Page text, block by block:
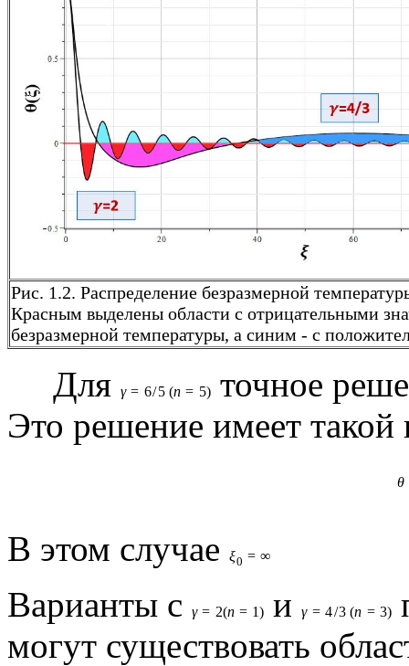
Рис. 1.2. Распределение безразмерной
Красным выделены области с отрицательными
безразмерной температуры, а синим - с
Для γ = 6/5 (n = 5)точное
Это решение имеет такой
θ
В этом случае ξ0 = ∞
Варианты с γ = 2(n = 1) иγ = 4/3 (n = 3)
могут существовать